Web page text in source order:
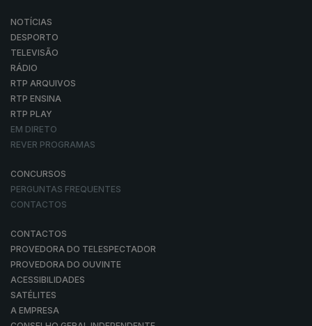
NOTÍCIAS
DESPORTO
TELEVISÃO
RÁDIO
RTP ARQUIVOS
RTP ENSINA
RTP PLAY
EM DIRETO
REVER PROGRAMAS
CONCURSOS
PERGUNTAS FREQUENTES
CONTACTOS
CONTACTOS
PROVEDORA DO TELESPECTADOR
PROVEDORA DO OUVINTE
ACESSIBILIDADES
SATÉLITES
A EMPRESA